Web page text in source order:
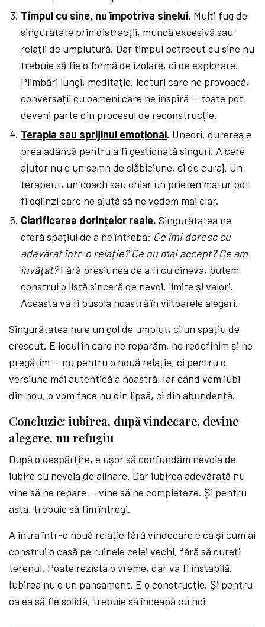
Timpul cu sine, nu împotriva sinelui. Mulți fug de
singurătate prin distracții, muncă excesivă sau
relații de umplutură. Dar timpul petrecut cu sine nu
trebuie să fie o formă de izolare, ci de explorare.
Plimbări lungi, meditație, lecturi care ne provoacă,
conversații cu oameni care ne inspiră — toate pot
deveni parte din procesul de reconstrucție.
Terapia sau sprijinul emoțional. Uneori, durerea e
prea adâncă pentru a fi gestionată singuri. A cere
ajutor nu e un semn de slăbiciune, ci de curaj. Un
terapeut, un coach sau chiar un prieten matur pot
fi oglinzi care ne ajută să ne vedem mai clar.
Clarificarea dorințelor reale. Singurătatea ne
oferă spațiul de a ne întreba: Ce îmi doresc cu
adevărat într-o relație? Ce nu mai accept? Ce am
învățat?Fără presiunea de a fi cu cineva, putem
construi o listă sinceră de nevoi, limite și valori.
Aceasta va fi busola noastră în viitoarele alegeri.
Singurătatea nu e un gol de umplut, ci un spațiu de
crescut. E locul în care ne reparăm, ne redefinim și ne
pregătim — nu pentru o nouă relație, ci pentru o
versiune mai autentică a noastră. Iar când vom iubi
din nou, o vom face nu din lipsă, ci din abundență.
Concluzie: iubirea, după vindecare, devine
alegere, nu refugiu
După o despărțire, e ușor să confundăm nevoia de
iubire cu nevoia de alinare. Dar iubirea adevărată nu
vine să ne repare — vine să ne completeze. Și pentru
asta, trebuie să fim întregi.
A intra într-o nouă relație fără vindecare e ca și cum ai
construi o casă pe ruinele celei vechi, fără să cureți
terenul. Poate rezista o vreme, dar va fi instabilă.
Iubirea nu e un pansament. E o construcție. Și pentru
ca ea să fie solidă, trebuie să înceapă cu noi